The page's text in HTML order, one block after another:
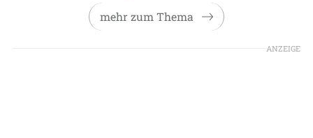
mehr zum Thema
ANZEIGE